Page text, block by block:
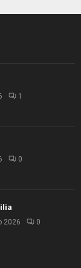
1
0
2026 0